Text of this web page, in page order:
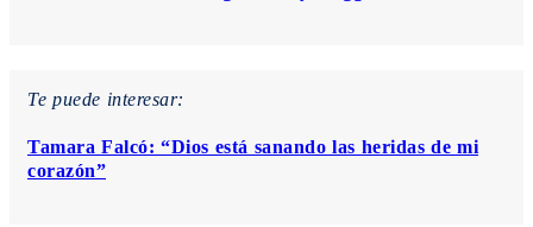
Te puede interesar:
Tamara Falcó: “Dios está sanando las heridas de mi
corazón”